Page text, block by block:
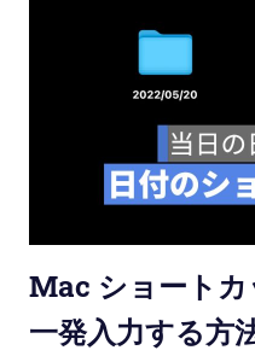
Mac ショート
一発入力する方